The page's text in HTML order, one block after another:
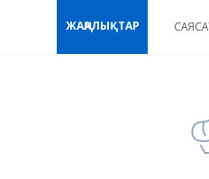
ЖАҢАЛЫҚТАР